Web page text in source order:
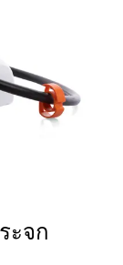
ะจก